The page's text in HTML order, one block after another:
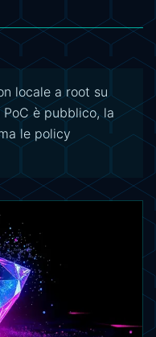
locale a root su
è pubblico, la
le policy